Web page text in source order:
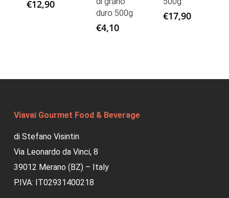
€12,90
duro 500g
€4,10
€17,90
Viavai Gourmet Food & Beverage
di Stefano Visintin
Via Leonardo da Vinci, 8
39012 Merano (BZ) – Italy
P.IVA: IT02931400218